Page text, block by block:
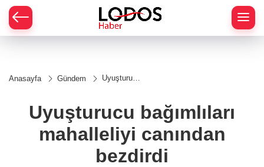
Anasayfa Gündem
Uyuşturucu
bezdirdi
Uyuşturucu bağımlıları
mahalleliyi canından
bezdirdi